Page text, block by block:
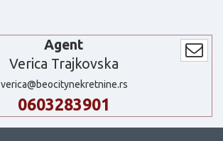
Agent
Verica Trajkovska
verica@beocitynekretnine.rs
0603283901